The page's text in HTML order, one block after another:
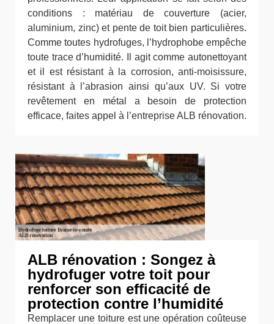
conditions : matériau de couverture (acier,
aluminium, zinc) et pente de toit bien particulières.
Comme toutes hydrofuges, l’hydrophobe empêche
toute trace d’humidité. Il agit comme autonettoyant
et il est résistant à la corrosion, anti-moisissure,
résistant à l’abrasion ainsi qu’aux UV. Si votre
revêtement en métal a besoin de protection
efficace, faites appel à l’entreprise ALB rénovation.
ALB rénovation : Songez à
hydrofuger votre toit pour
renforcer son efficacité de
protection contre l’humidité
Remplacer une toiture est une opération coûteuse